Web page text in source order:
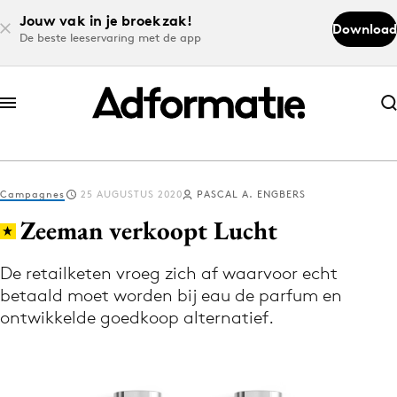
Jouw vak in je broekzak!
De beste leeservaring met de app
Download
Abonneer nu
Abonneer nu
Log in
Download de app
Volg het laatste nieuws via de Adformatie
Nieuws app
Campagnes 25 AUGUSTUS 2020 PASCAL A. ENGBERS
Zeeman verkoopt Lucht
De retailketen vroeg zich af waarvoor echt
betaald moet worden bij eau de parfum en
ontwikkelde goedkoop alternatief.